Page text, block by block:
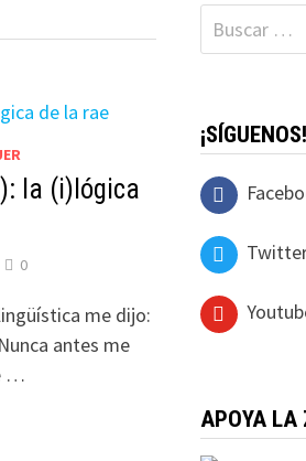
la (i)lógica
0
me dijo:
antes me
…
Buscar:
¡SÍGUENOS!
APOYA LA